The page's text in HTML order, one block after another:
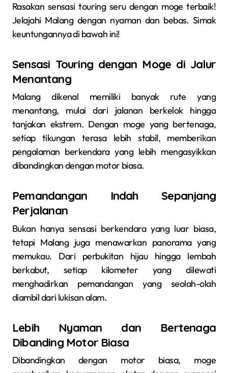
Rasakan sensasi touring seru dengan moge terbaik!
Jelajahi Malang dengan nyaman dan bebas. Simak
keuntungannya di bawah ini!
Sensasi Touring dengan Moge di Jalur
Menantang
Malang dikenal memiliki banyak rute yang
menantang, mulai dari jalanan berkelok hingga
tanjakan ekstrem. Dengan moge yang bertenaga,
setiap tikungan terasa lebih stabil, memberikan
pengalaman berkendara yang lebih mengasyikkan
dibandingkan dengan motor biasa.
Pemandangan Indah Sepanjang
Perjalanan
Bukan hanya sensasi berkendara yang luar biasa,
tetapi Malang juga menawarkan panorama yang
memukau. Dari perbukitan hijau hingga lembah
berkabut, setiap kilometer yang dilewati
menghadirkan pemandangan yang seolah-olah
diambil dari lukisan alam.
Lebih Nyaman dan Bertenaga
Dibanding Motor Biasa
Dibandingkan dengan motor biasa, moge